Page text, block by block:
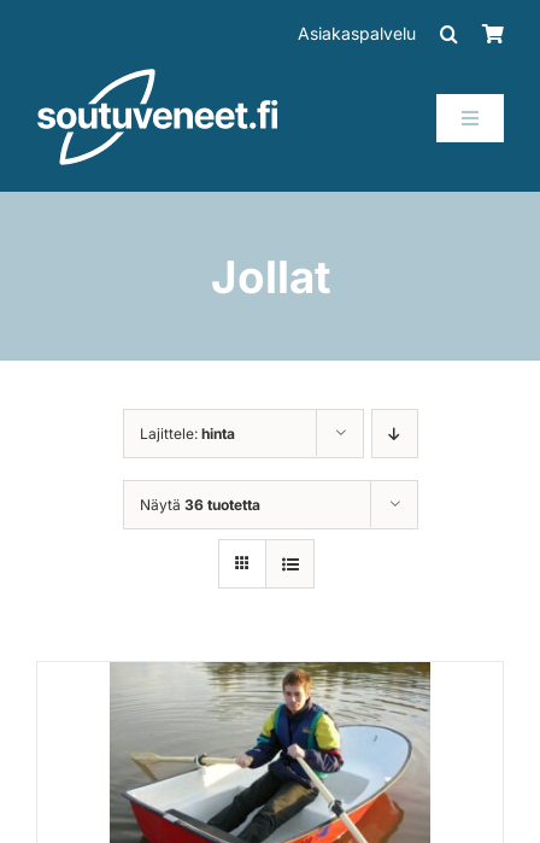
Asiakaspalvelu
Toggle
Valmistajat
Asiakaskokemuksia
Jollat
Lajittele: hinta
Näytä 36 tuotetta